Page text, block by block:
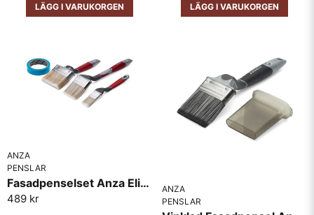
LÄGG I VARUKORGEN LÄGG I VARUKORGEN
ANZA
PENSLAR
Fasadpenselset Anza Elite 3 pack med tejp
489 kr
ANZA
PENSLAR